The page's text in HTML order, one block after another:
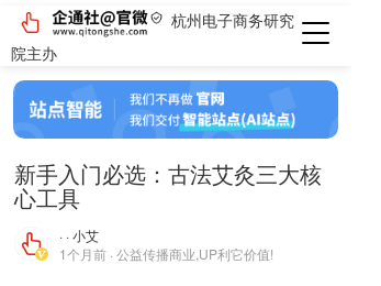
杭州电子商务研究
院主办
新手入门必选：古法艾灸三大核
心工具
· · 小艾
1个月前 · 公益传播商业,UP利它价值!